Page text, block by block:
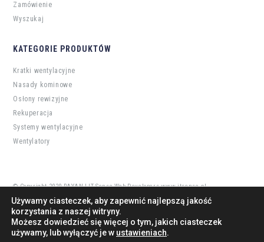
Zamówienie
Wyszukaj
KATEGORIE PRODUKTÓW
Kratki wentylacyjne
Nasady kominowe
Osłony rewizyjne
Rekuperacja
Systemy wentylacyjne
Wentylatory
© Copyright 2020 RAYAN | IT Sense Web Developerswww.itsense.pl
Używamy ciasteczek, aby zapewnić najlepszą jakość
korzystania z naszej witryny.
Możesz dowiedzieć się więcej o tym, jakich ciasteczek
używamy, lub wyłączyć je w ustawieniach.